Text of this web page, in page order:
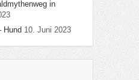
in
Hund 10. Juni 2023